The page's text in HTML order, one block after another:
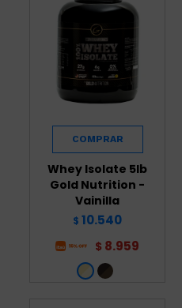
Whey Isolate 5lb
Gold Nutrition -
Vainilla
$ 10.540
$ 8.959